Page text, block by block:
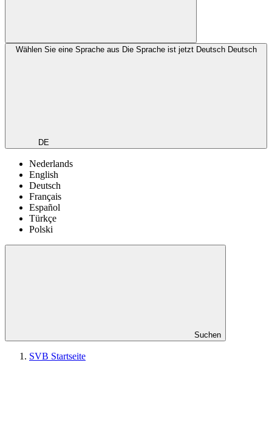
Wählen Sie eine Sprache aus Die Sprache ist jetzt Deutsch Deutsch
DE
Nederlands
English
Deutsch
Français
Español
Türkçe
Polski
Suchen
SVB Startseite